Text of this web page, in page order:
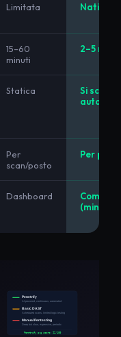
Limitata Nativa
15–60
minuti
2–5
Statica
Si scala
Per
scan/posto
Per
Dashboard
(minuti)